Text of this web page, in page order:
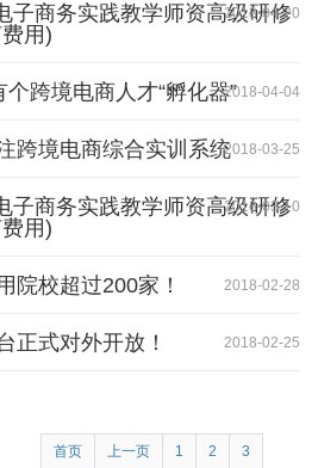
子商务实践教学师资高级研修
用)
2018-04-20
跨境电商人才“孵化器”2018-04-04
跨境电商综合实训系统2018-03-25
子商务实践教学师资高级研修
用)
2018-03-10
院校超过200家！ 2018-02-28
正式对外开放！ 2018-02-25
首页 上一页 1 2 3